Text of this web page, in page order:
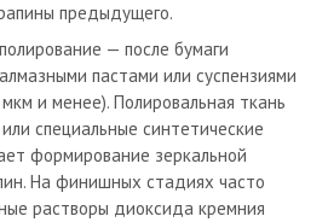
предыдущего.
— после бумаги
пастами или суспензиями
и менее). Полировальная ткань
специальные синтетические
формирование зеркальной
На финишных стадиях часто
растворы диоксида кремния